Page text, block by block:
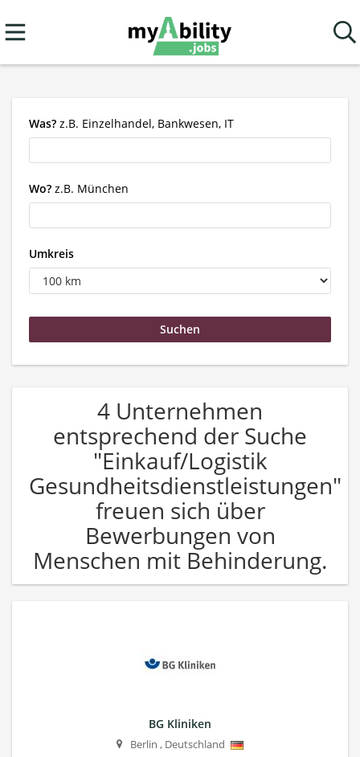
Was? z.B. Einzelhandel, Bankwesen, IT
Wo? z.B. München
Umkreis
4 Unternehmen
entsprechend der Suche
"Einkauf/Logistik
Gesundheitsdienstleistungen"
freuen sich über
Bewerbungen von
Menschen mit Behinderung.
BG Kliniken
Berlin , Deutschland